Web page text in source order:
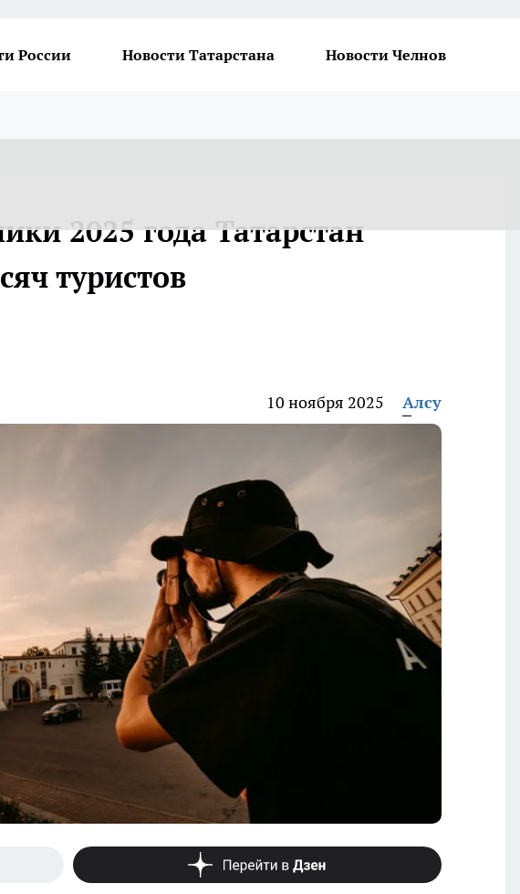
России Новости Татарстана Новости Челнов
2025 года Татарстан
туристов
10 ноября 2025 Алсу